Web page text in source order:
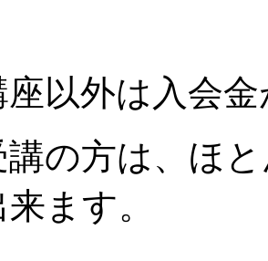
以外は入会
の方は、ほ
ます。